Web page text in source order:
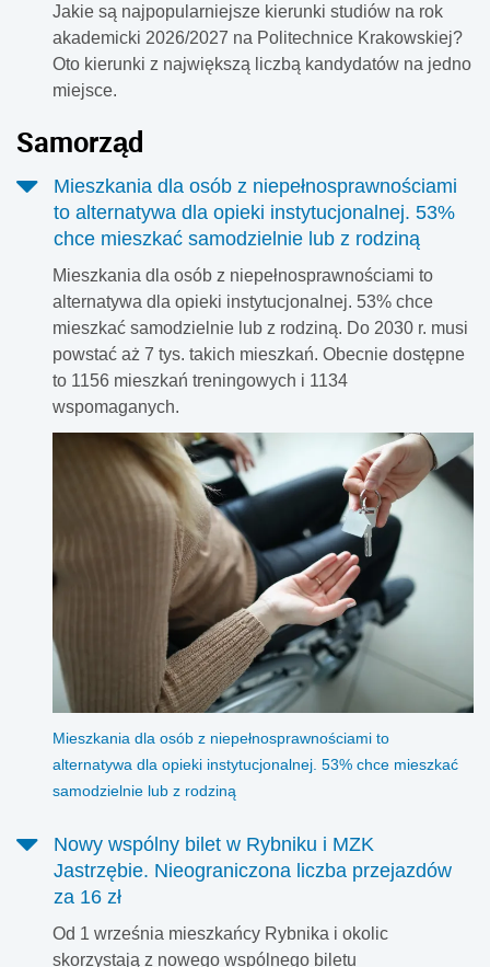
Jakie są najpopularniejsze kierunki studiów na rok
akademicki 2026/2027 na Politechnice Krakowskiej?
Oto kierunki z największą liczbą kandydatów na jedno
miejsce.
Samorząd
Mieszkania dla osób z niepełnosprawnościami
to alternatywa dla opieki instytucjonalnej. 53%
chce mieszkać samodzielnie lub z rodziną
Mieszkania dla osób z niepełnosprawnościami to
alternatywa dla opieki instytucjonalnej. 53% chce
mieszkać samodzielnie lub z rodziną. Do 2030 r. musi
powstać aż 7 tys. takich mieszkań. Obecnie dostępne
to 1156 mieszkań treningowych i 1134
wspomaganych.
Mieszkania dla osób z niepełnosprawnościami to
alternatywa dla opieki instytucjonalnej. 53% chce mieszkać
samodzielnie lub z rodziną
Nowy wspólny bilet w Rybniku i MZK
Jastrzębie. Nieograniczona liczba przejazdów
za 16 zł
Od 1 września mieszkańcy Rybnika i okolic
skorzystają z nowego wspólnego biletu